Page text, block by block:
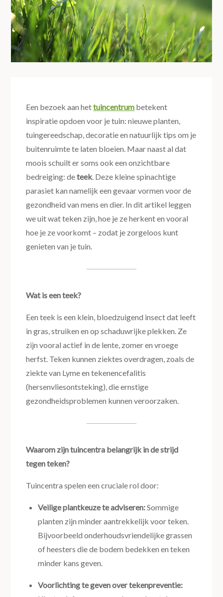
Een bezoek aan hettuincentrum betekent
inspiratie opdoen voor je tuin: nieuwe planten,
tuingereedschap, decoratie en natuurlijk tips om je
buitenruimte te laten bloeien. Maar naast al dat
moois schuilt er soms ook een onzichtbare
bedreiging: deteek. Deze kleine spinachtige
parasiet kan namelijk een gevaar vormen voor de
gezondheid van mens en dier. In dit artikel leggen
we uit wat teken zijn, hoe je ze herkent en vooral
hoe je ze voorkomt – zodat je zorgeloos kunt
genieten van je tuin.
Wat is een teek?
Een teek is een klein, bloedzuigend insect dat leeft
in gras, struiken en op schaduwrijke plekken. Ze
zijn vooral actief in de lente, zomer en vroege
herfst. Teken kunnen ziektes overdragen, zoals de
ziekte van Lyme en tekenencefalitis
(hersenvliesontsteking), die ernstige
gezondheidsproblemen kunnen veroorzaken.
Waarom zijn tuincentra belangrijk in de strijd
tegen teken?
Tuincentra spelen een cruciale rol door:
Veilige plantkeuze te adviseren:Sommige
planten zijn minder aantrekkelijk voor teken.
Bijvoorbeeld onderhoudsvriendelijke grassen
of heesters die de bodem bedekken en teken
minder kans geven.
Voorlichting te geven over tekenpreventie: